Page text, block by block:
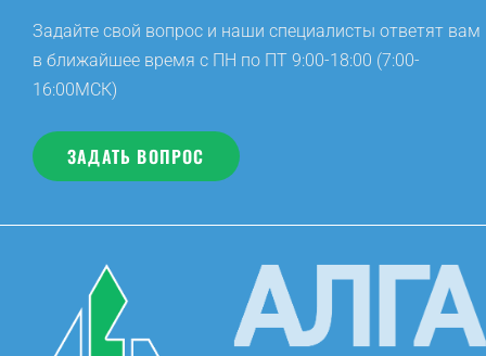
Задайте свой вопрос и наши специалисты ответят вам
в ближайшее время с ПН по ПТ 9:00-18:00 (7:00-
16:00МСК)
ЗАДАТЬ ВОПРОС